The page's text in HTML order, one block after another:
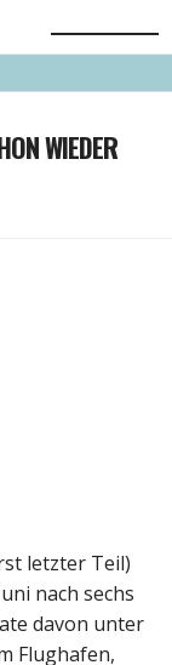
WIEDER
letzter Teil)
nach sechs
davon unter
Flughafen,